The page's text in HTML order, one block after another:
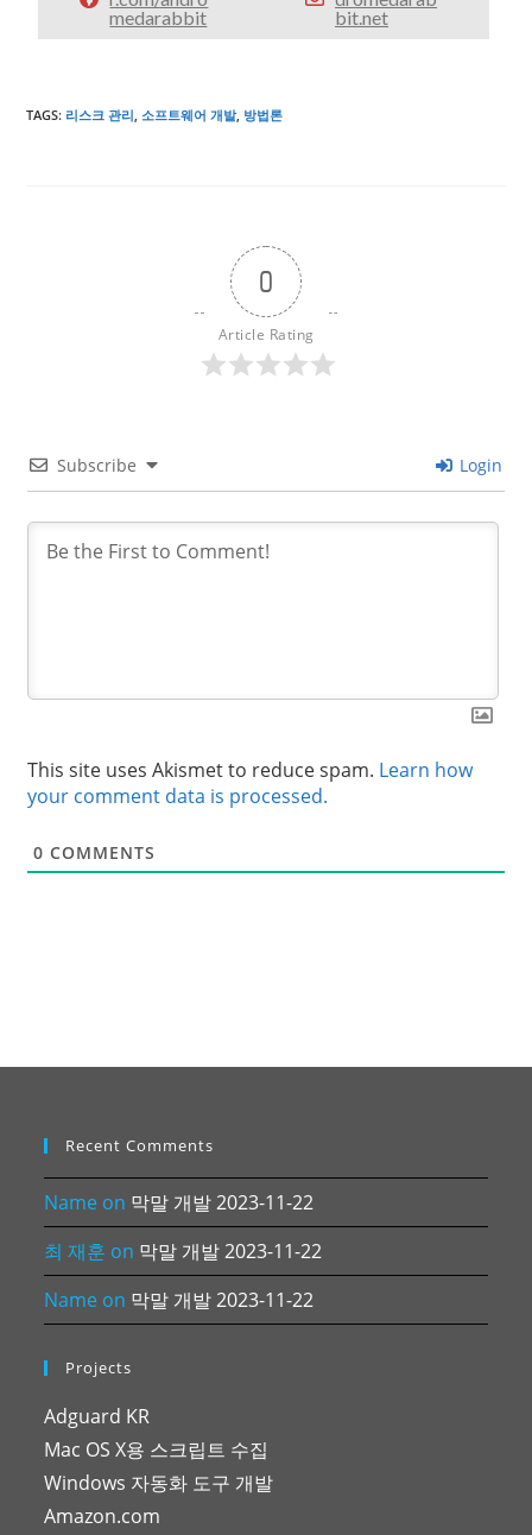
medarabbit
bit.net
TAGS: 리스크 관리, 소프트웨어 개발, 방법론
0
Article Rating
Subscribe Login
This site uses Akismet to reduce spam. Learn how
your comment data is processed.
0 COMMENTS
Recent Comments
Name on 막말 개발 2023-11-22
최 재훈 on 막말 개발 2023-11-22
Name on 막말 개발 2023-11-22
Projects
Adguard KR
Mac OS X용 스크립트 수집
Windows 자동화 도구 개발
Amazon.com